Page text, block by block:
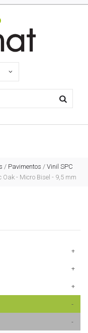
/ Pavimentos / Vinil SPC
Oak - Micro Bisel - 9,5 mm